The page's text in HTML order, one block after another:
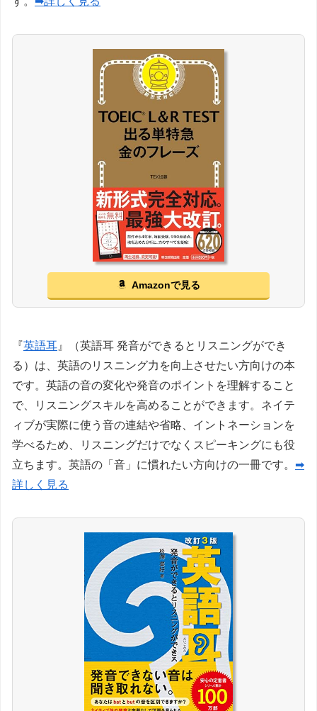
Amazonで見る
『英語耳 』（英語耳 発音ができるとリスニングができ
る）は、英語のリスニング力を向上させたい方向けの本
です。英語の音の変化や発音のポイントを理解すること
で、リスニングスキルを高めることができます。ネイテ
ィブが実際に使う音の連結や省略、イントネーションを
学べるため、リスニングだけでなくスピーキングにも役
立ちます。英語の「音」に慣れたい方向けの一冊です。 ➡
詳しく見る